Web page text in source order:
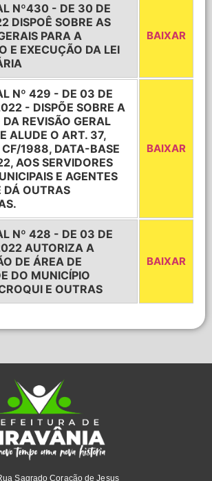
Nº430 - DE 30 DE
DISPOÊ SOBRE AS
PARA A
E EXECUÇÃO DA LEI
BAIXAR
Nº 429 - DE 03 DE
- DISPÕE SOBRE A
REVISÃO GERAL
ALUDE O ART. 37,
CF/1988, DATA-BASE
AOS SERVIDORES
E AGENTES
DÁ OUTRAS
BAIXAR
Nº 428 - DE 03 DE
AUTORIZA A
DE ÁREA DE
DO MUNICÍPIO
E OUTRAS
BAIXAR
Sagrado Coração de Jesus